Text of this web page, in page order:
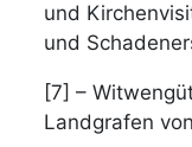
und
und
[7] –
Landgrafen